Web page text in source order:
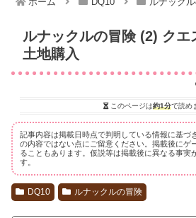
ルナックルの冒険 (2) クエ
土地購入
このページは約1分で読め
記事内容は掲載日時点で判明している情報に基づ
の内容ではない点にご留意ください。掲載後にゲ
ることもあります。仮説等は掲載後に異なる事実
す。
DQ10 ルナックルの冒険